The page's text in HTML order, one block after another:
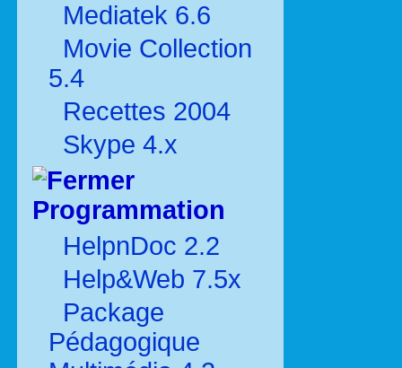
Mediatek 6.6
Movie Collection
5.4
Recettes 2004
Skype 4.x
Programmation
HelpnDoc 2.2
Help&Web 7.5x
Package
Pédagogique